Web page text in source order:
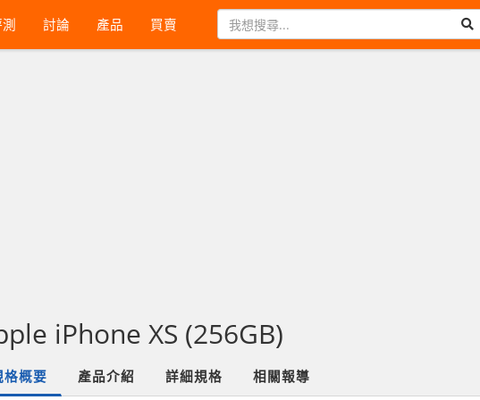
討論 產品 買賣
iPhone XS (256GB)
格概要 產品介紹 詳細規格 相關報導